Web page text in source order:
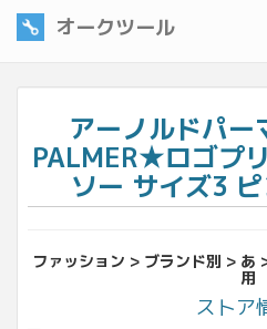
オークツール
アーノルドパー
PALMER★ロゴプ
ソー サイズ3
ファッション > ブランド別 > あ
用
ストア